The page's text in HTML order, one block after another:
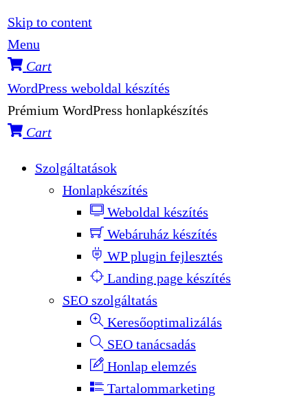
Skip to content
Menu
Cart
WordPress weboldal készítés
Prémium WordPress honlapkészítés
Cart
Szolgáltatások
Honlapkészítés
Weboldal készítés
Webáruház készítés
WP plugin fejlesztés
Landing page készítés
SEO szolgáltatás
Keresőoptimalizálás
SEO tanácsadás
Honlap elemzés
Tartalommarketing